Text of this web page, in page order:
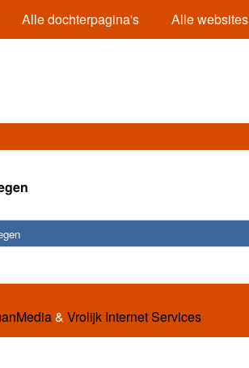
Alle dochterpagina's Alle websites
& Vrolijk Internet Services